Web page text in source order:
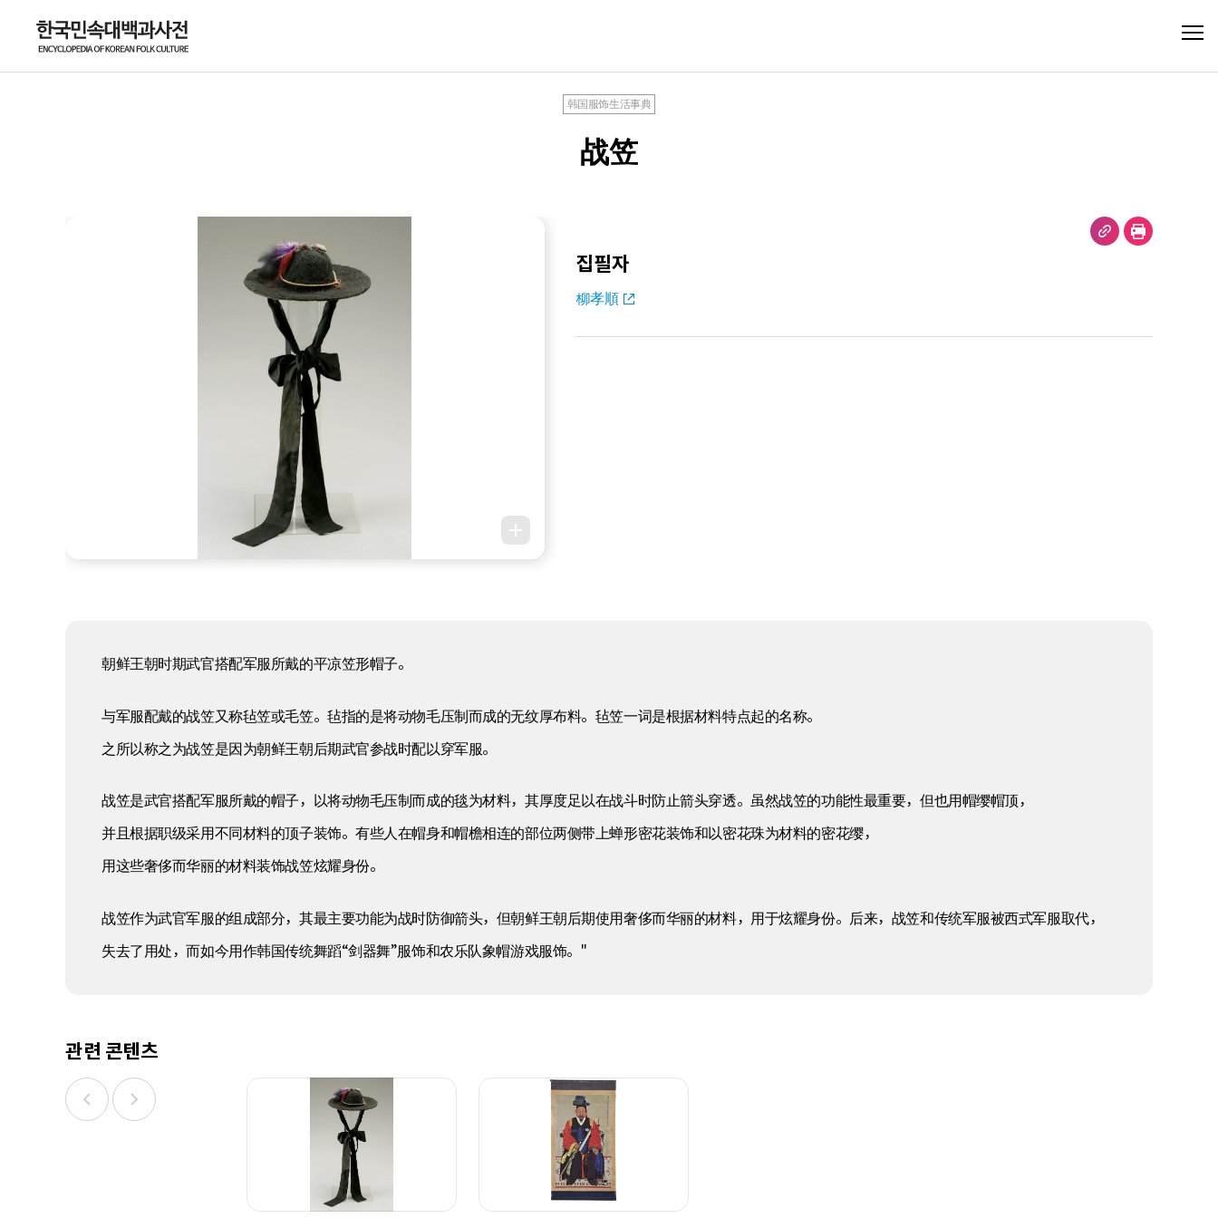
韩国服饰生活事典
战笠
집필자
柳孝順
朝鲜王朝时期武官搭配军服所戴的平凉笠形帽子。
与军服配戴的战笠又称毡笠或毛笠。毡指的是将动物毛压制而成的无纹厚布料。毡笠一词是根据材料特点起的名称。
之所以称之为战笠是因为朝鲜王朝后期武官参战时配以穿军服。
战笠是武官搭配军服所戴的帽子，以将动物毛压制而成的毯为材料，其厚度足以在战斗时防止箭头穿透。虽然战笠的功能性最重要，但也用帽缨帽顶，
并且根据职级采用不同材料的顶子装饰。有些人在帽身和帽檐相连的部位两侧带上蝉形密花装饰和以密花珠为材料的密花缨，
用这些奢侈而华丽的材料装饰战笠炫耀身份。
战笠作为武官军服的组成部分，其最主要功能为战时防御箭头，但朝鲜王朝后期使用奢侈而华丽的材料，用于炫耀身份。后来，战笠和传统军服被西式军服取代，
失去了用处，而如今用作韩国传统舞蹈“剑器舞”服饰和农乐队象帽游戏服饰。"
관련 콘텐츠